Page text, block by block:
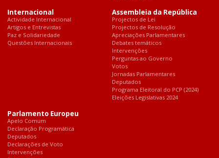
Internacional
Actividade Internacional
Artigos e Entrevistas
Paz e Solidariedade
Questões Internacionais
Assembleia da República
Projectos de Lei
Projectos de Resolução
Apreciações Parlamentares
Debates temáticos
Intervenções
Perguntas ao Governo
Votos
Jornadas Parlamentares
Deputados
Programa Eleitoral do PCP (2024)
Eleições Legislativas 2024
Parlamento Europeu
Apelo Comum
Declaração Programática
Deputados
Declarações de Voto
Intervenções